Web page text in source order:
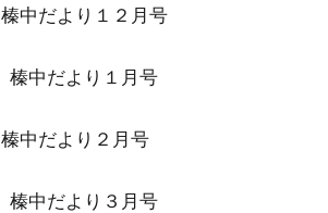
榛中だより１２月号
榛中だより１月号
榛中だより２月号
榛中だより３月号